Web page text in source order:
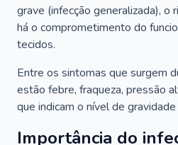
grave (infecção generalizada), o
há o comprometimento do
tecidos.
Entre os sintomas que surgem
estão febre, fraqueza, pressão
que indicam o nível de
Importância do